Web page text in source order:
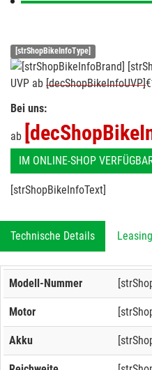
[strShopBikeInfoType]
UVP ab [decShopBikeInfoUVP]
Bei uns:
ab
IM ONLINE-SHOP
[strShopBikeInfoText]
Technische Details
Modell-Nummer
Motor
Akku